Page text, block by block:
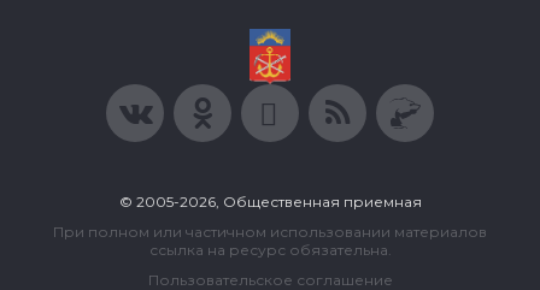
© 2005-2026, Общественная приемная
При полном или частичном использовании материалов
ссылка на ресурс обязательна.
Пользовательское соглашение